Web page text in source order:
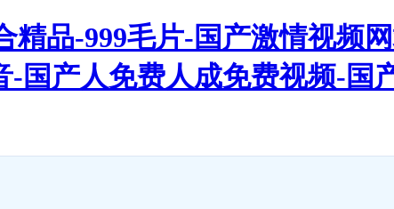
精品-999毛片-国产激情视频
-国产人免费人成免费视频-国